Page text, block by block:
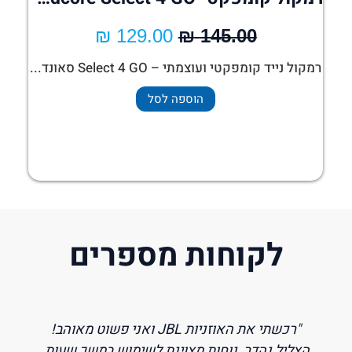
145.00
₪
129.00
₪
רמקול נייד קומפקטי ועוצמתי – Select 4 GO סאונד...
הוספה לסל
לקוחות מספרים
"חיפשתי אוזניות עם ביטול רעשים לטיסות והגעתי